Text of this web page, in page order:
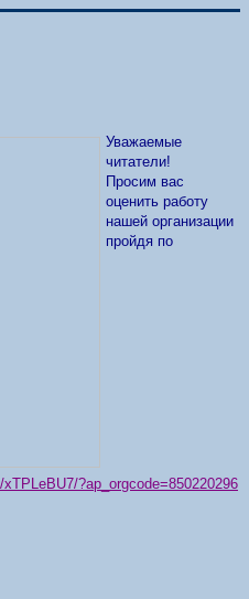
Уважаемые
читатели!
Просим вас
оценить работу
нашей организации
пройдя по
?ap_orgcode=850220296